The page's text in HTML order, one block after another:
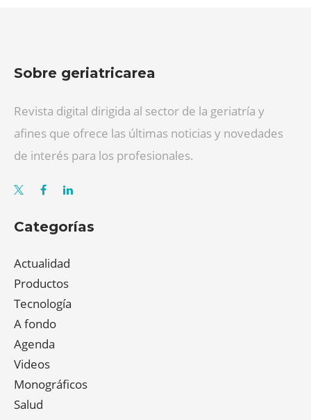
Sobre geriatricarea
Revista digital dirigida al sector de la geriatría y
afines que ofrece las últimas noticias y novedades
de interés para los profesionales.
Categorías
Actualidad
Productos
Tecnología
A fondo
Agenda
Videos
Monográficos
Salud